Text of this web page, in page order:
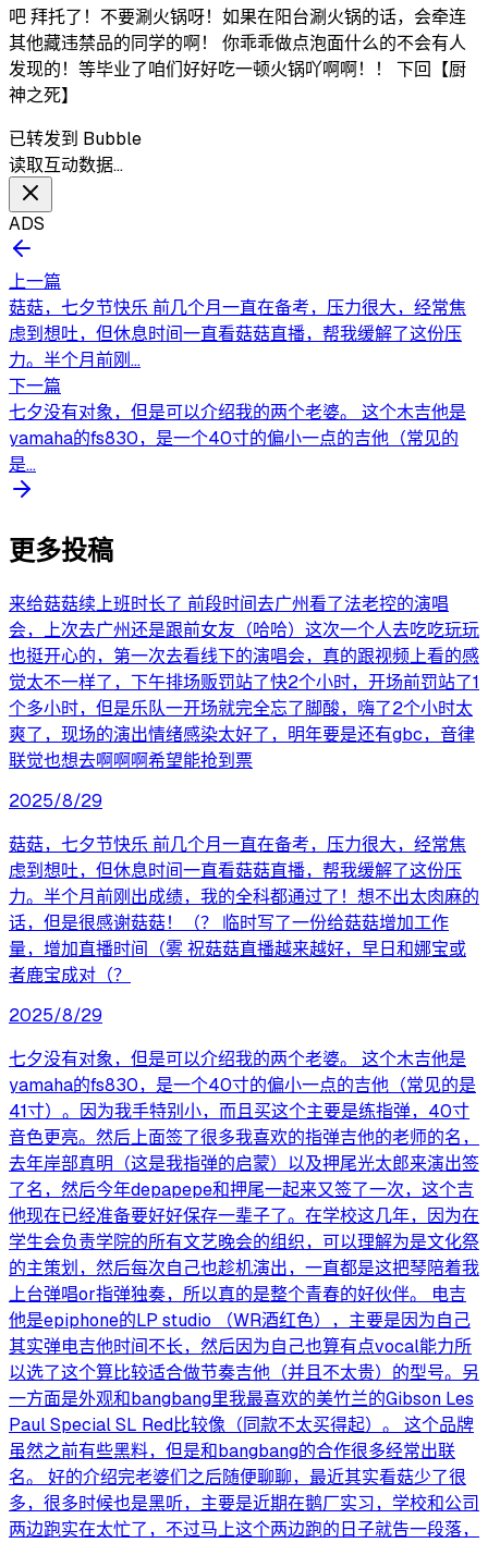
吧 拜托了！不要涮火锅呀！如果在阳台涮火锅的话，会牵连
其他藏违禁品的同学的啊！ 你乖乖做点泡面什么的不会有人
发现的！等毕业了咱们好好吃一顿火锅吖啊啊！！ 下回【厨
神之死】
已转发到 Bubble
读取互动数据…
ADS
上一篇
菇菇，七夕节快乐 前几个月一直在备考，压力很大，经常焦
虑到想吐，但休息时间一直看菇菇直播，帮我缓解了这份压
力。半个月前刚...
下一篇
七夕没有对象，但是可以介绍我的两个老婆。 这个木吉他是
yamaha的fs830，是一个40寸的偏小一点的吉他（常见的
是...
更多投稿
来给菇菇续上班时长了 前段时间去广州看了法老控的演唱
会，上次去广州还是跟前女友（哈哈）这次一个人去吃吃玩玩
也挺开心的，第一次去看线下的演唱会，真的跟视频上看的感
觉太不一样了，下午排场贩罚站了快2个小时，开场前罚站了1
个多小时，但是乐队一开场就完全忘了脚酸，嗨了2个小时太
爽了，现场的演出情绪感染太好了，明年要是还有gbc，音律
联觉也想去啊啊啊希望能抢到票
2025/8/29
菇菇，七夕节快乐 前几个月一直在备考，压力很大，经常焦
虑到想吐，但休息时间一直看菇菇直播，帮我缓解了这份压
力。半个月前刚出成绩，我的全科都通过了！想不出太肉麻的
话，但是很感谢菇菇！（？ 临时写了一份给菇菇增加工作
量，增加直播时间（雾 祝菇菇直播越来越好，早日和娜宝或
者鹿宝成对（？
2025/8/29
七夕没有对象，但是可以介绍我的两个老婆。 这个木吉他是
yamaha的fs830，是一个40寸的偏小一点的吉他（常见的是
41寸）。因为我手特别小，而且买这个主要是练指弹，40寸
音色更亮。然后上面签了很多我喜欢的指弹吉他的老师的名，
去年岸部真明（这是我指弹的启蒙）以及押尾光太郎来演出签
了名，然后今年depapepe和押尾一起来又签了一次，这个吉
他现在已经准备要好好保存一辈子了。在学校这几年，因为在
学生会负责学院的所有文艺晚会的组织，可以理解为是文化祭
的主策划，然后每次自己也趁机演出，一直都是这把琴陪着我
上台弹唱or指弹独奏，所以真的是整个青春的好伙伴。 电吉
他是epiphone的LP studio （WR酒红色），主要是因为自己
其实弹电吉他时间不长，然后因为自己也算有点vocal能力所
以选了这个算比较适合做节奏吉他（并且不太贵）的型号。另
一方面是外观和bangbang里我最喜欢的美竹兰的Gibson Les
Paul Special SL Red比较像（同款不太买得起）。 这个品牌
虽然之前有些黑料，但是和bangbang的合作很多经常出联
名。 好的介绍完老婆们之后随便聊聊，最近其实看菇少了很
多，很多时候也是黑听，主要是近期在鹅厂实习，学校和公司
两边跑实在太忙了，不过马上这个两边跑的日子就告一段落，